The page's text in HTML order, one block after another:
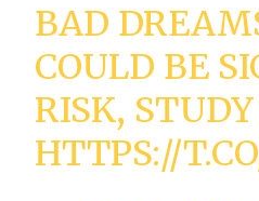
BAD
COULD BE
RISK,
HTTPS://